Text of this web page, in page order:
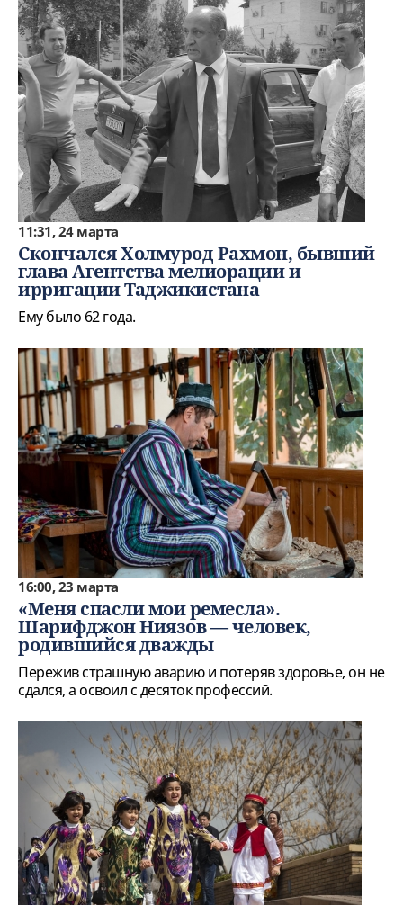
11:31, 24 марта
Скончался Холмурод Рахмон, бывший
глава Агентства мелиорации и
ирригации Таджикистана
Ему было 62 года.
16:00, 23 марта
«Меня спасли мои ремесла».
Шарифджон Ниязов — человек,
родившийся дважды
Пережив страшную аварию и потеряв здоровье, он не
сдался, а освоил с десяток профессий.